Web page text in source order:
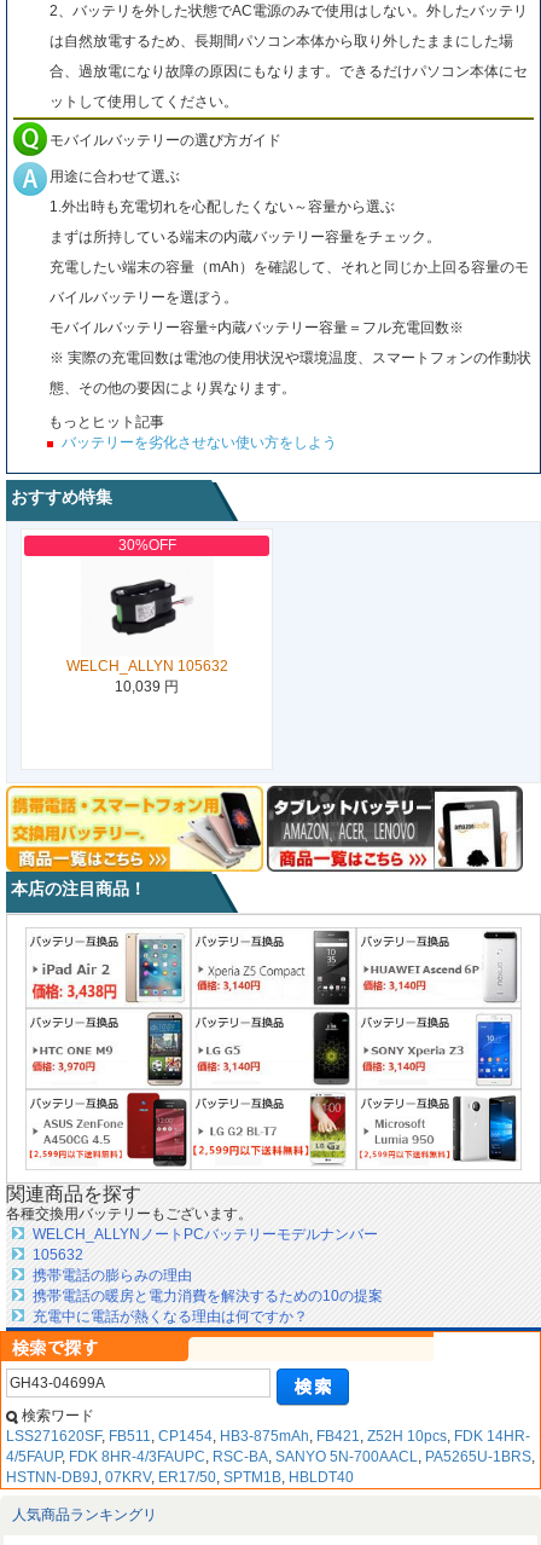
2、バッテリを外した状態でAC電源のみで使用はしない。外したバッテリ
は自然放電するため、長期間パソコン本体から取り外したままにした場
合、過放電になり故障の原因にもなります。できるだけパソコン本体にセ
ットして使用してください。
モバイルバッテリーの選び方ガイド
用途に合わせて選ぶ
1.外出時も充電切れを心配したくない～容量から選ぶ
まずは所持している端末の内蔵バッテリー容量をチェック。
充電したい端末の容量（mAh）を確認して、それと同じか上回る容量のモ
バイルバッテリーを選ぼう。
モバイルバッテリー容量÷内蔵バッテリー容量＝フル充電回数※
※ 実際の充電回数は電池の使用状況や環境温度、スマートフォンの作動状
態、その他の要因により異なります。
もっとヒット記事
バッテリーを劣化させない使い方をしよう
おすすめ特集
30%OFF
WELCH_ALLYN 105632
10,039 円
本店の注目商品！
関連商品を探す
各種交換用バッテリーもございます。
WELCH_ALLYNノートPCバッテリーモデルナンバー
105632
携帯電話の膨らみの理由
携帯電話の暖房と電力消費を解決するための10の提案
充電中に電話が熱くなる理由は何ですか？
検索ワード
LSS271620SF, FB511, CP1454, HB3-875mAh, FB421, Z52H 10pcs, FDK 14HR-
4/5FAUP, FDK 8HR-4/3FAUPC, RSC-BA, SANYO 5N-700AACL, PA5265U-1BRS,
HSTNN-DB9J, 07KRV, ER17/50, SPTM1B, HBLDT40
人気商品ランキングリ